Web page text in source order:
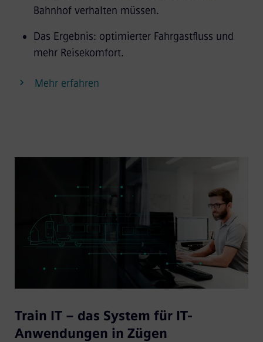
Bahnhof verhalten müssen.
Das Ergebnis: optimierter Fahrgastfluss und
mehr Reisekomfort.
Mehr erfahren
Train IT – das System für IT-
Anwendungen in Zügen